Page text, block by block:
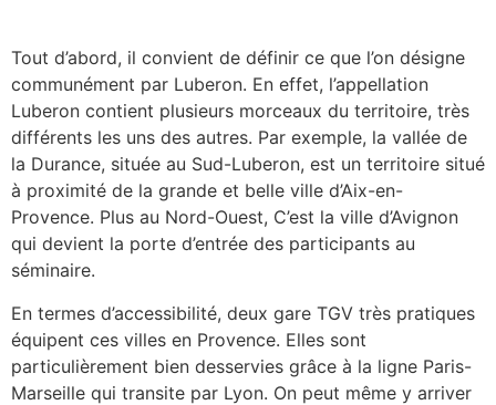
Tout d’abord, il convient de définir ce que l’on désigne
communément par Luberon. En effet, l’appellation
Luberon contient plusieurs morceaux du territoire, très
différents les uns des autres. Par exemple, la vallée de
la Durance, située au Sud-Luberon, est un territoire situé
à proximité de la grande et belle ville d’Aix-en-
Provence. Plus au Nord-Ouest, C’est la ville d’Avignon
qui devient la porte d’entrée des participants au
séminaire.
En termes d’accessibilité, deux gare TGV très pratiques
équipent ces villes en Provence. Elles sont
particulièrement bien desservies grâce à la ligne Paris-
Marseille qui transite par Lyon. On peut même y arriver